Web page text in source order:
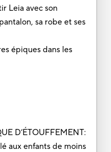
Leia avec son
sa robe et ses
épiques dans les
D’ÉTOUFFEMENT:
aux enfants de moins